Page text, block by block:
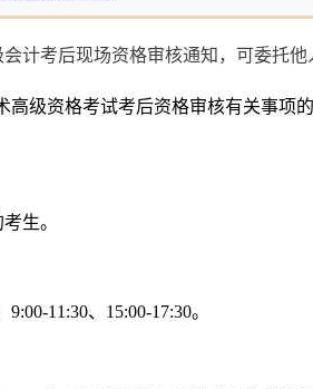
级资格考试考后资格审核有关事项
生。
11:30、15:00-17:30。